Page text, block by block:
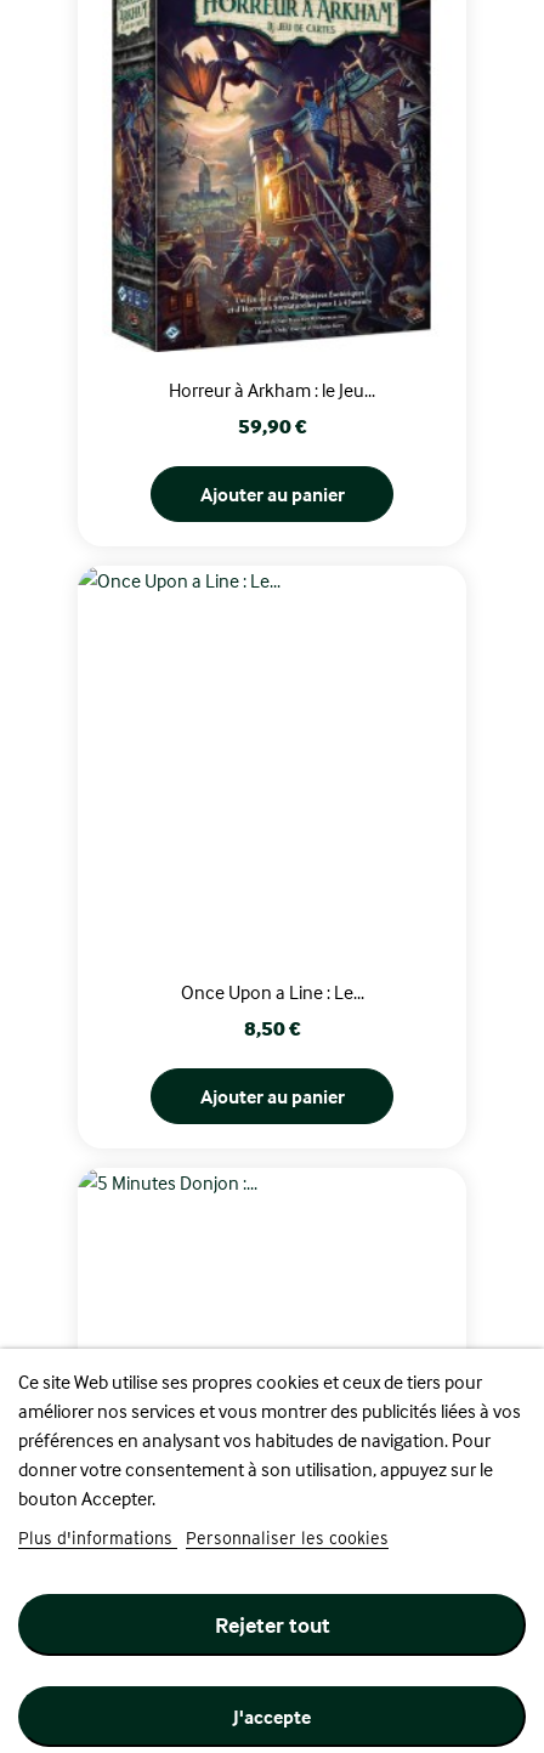
Horreur à Arkham : le Jeu...
Prix
59,90 €
Ajouter au panier
Once Upon a Line : Le...
Prix
8,50 €
Ajouter au panier
5 Minutes Donjon :...
Prix
17,90 €
Ce site Web utilise ses propres cookies et ceux de tiers pour
améliorer nos services et vous montrer des publicités liées à vos
préférences en analysant vos habitudes de navigation. Pour
donner votre consentement à son utilisation, appuyez sur le
bouton Accepter.
Plus d'informations Personnaliser les cookies
Rejeter tout
J'accepte